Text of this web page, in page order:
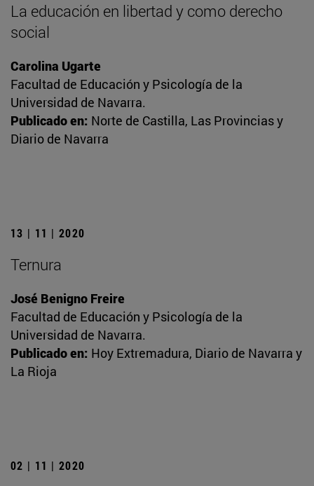
La educación en libertad y como derecho
social
Carolina Ugarte
Facultad de Educación y Psicología de la
Universidad de Navarra.
Publicado en: Norte de Castilla, Las Provincias y
Diario de Navarra
13 | 11 | 2020
Ternura
José Benigno Freire
Facultad de Educación y Psicología de la
Universidad de Navarra.
Publicado en: Hoy Extremadura, Diario de Navarra y
La Rioja
02 | 11 | 2020